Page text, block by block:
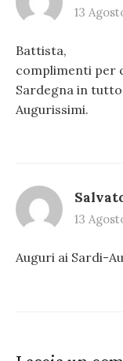
13
Battista,
complimenti per
Sardegna in
Augurissimi.
13
Auguri ai Sardi-